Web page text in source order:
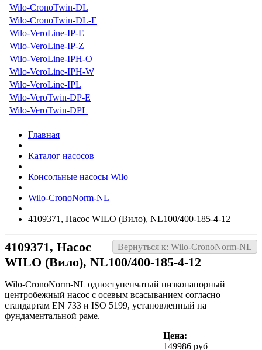
Wilo-CronoTwin-DL
Wilo-CronoTwin-DL-E
Wilo-VeroLine-IP-E
Wilo-VeroLine-IP-Z
Wilo-VeroLine-IPH-O
Wilo-VeroLine-IPH-W
Wilo-VeroLine-IPL
Wilo-VeroTwin-DP-E
Wilo-VeroTwin-DPL
Главная
Каталог насосов
Консольные насосы Wilo
Wilo-CronoNorm-NL
4109371, Насос WILO (Вило), NL100/400-185-4-12
Вернуться к: Wilo-CronoNorm-NL
4109371, Насос
WILO (Вило), NL100/400-185-4-12
Wilo-CronoNorm-NL одноступенчатый низконапорный
центробежный насос с осевым всасыванием согласно
стандартам EN 733 и ISO 5199, установленный на
фундаментальной раме.
Цена:
149986 руб